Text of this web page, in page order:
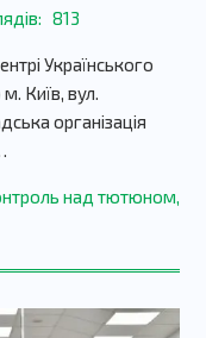
813
Українського
Київ, вул.
організація
над тютюном,